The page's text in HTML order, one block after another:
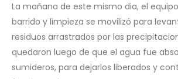
‎La mañana de este mismo dia, el
barrido y limpieza se movilizó para
residuos arrastrados por las
quedaron luego de que el agua fue
sumideros, para dejarlos liberados y